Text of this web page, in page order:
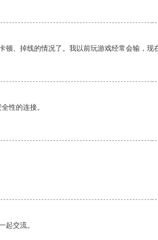
、掉线的情况了。我以前玩游戏经常会输，现
性的连接。
起交流。